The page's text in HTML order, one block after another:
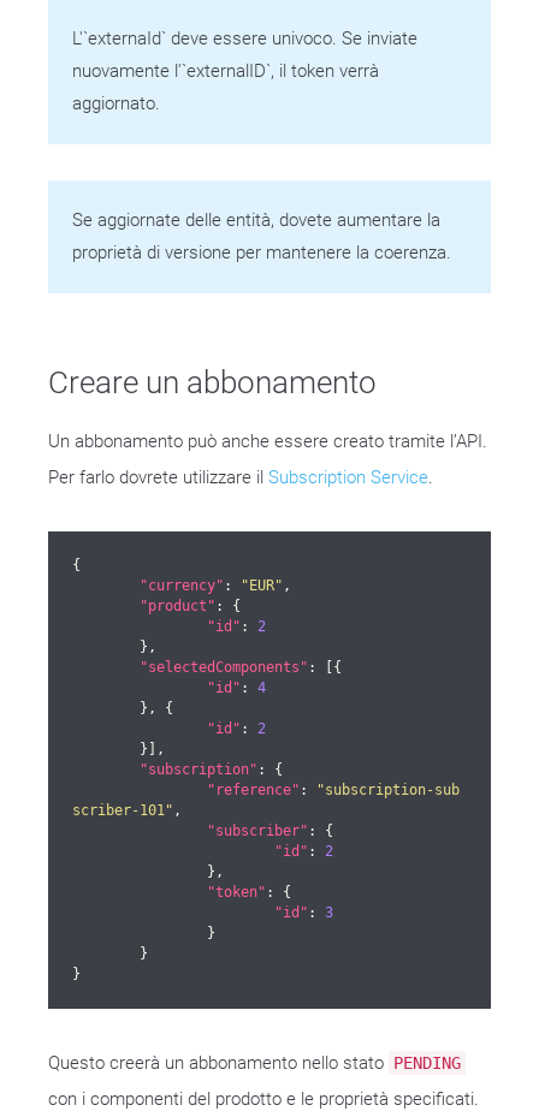
L'`externaId` deve essere univoco. Se inviate
nuovamente l'`externalID`, il token verrà
aggiornato.
Se aggiornate delle entità, dovete aumentare la
proprietà di versione per mantenere la coerenza.
Creare un abbonamento
Un abbonamento può anche essere creato tramite l’API.
Per farlo dovrete utilizzare il Subscription Service
{
"currency" : "EUR" ,
"product" : {
"id" : 2
"selectedComponents" : [{
"id" : 4
"id" : 2
"subscription" : {
"reference" :
"subscription-sub
scriber-101" ,
"subscriber" : {
"id" : 2
"token" : {
"id" : 3
}
Questo creerà un abbonamento nello stato PENDING
con i componenti del prodotto e le proprietà specificati.